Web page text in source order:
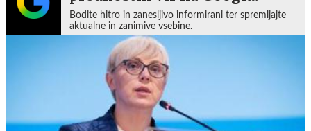
Bodite hitro in zanesljivo informirani ter spremljajte
aktualne in zanimive vsebine.